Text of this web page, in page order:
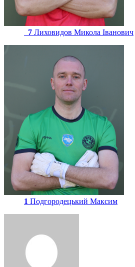
7 Лиховидов Микола Іванович
1 Подгородецький Максим